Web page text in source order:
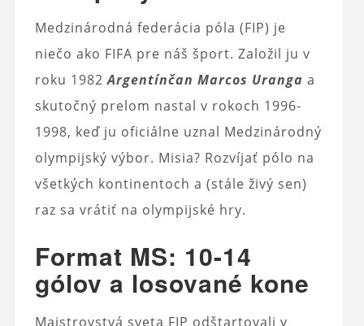
Medzinárodná federácia póla (FIP) je
niečo ako FIFA pre náš šport. Založil ju v
roku 1982Argentínčan Marcos Uranga a
skutočný prelom nastal v rokoch 1996-
1998, keď ju oficiálne uznal Medzinárodný
olympijský výbor. Misia? Rozvíjať pólo na
všetkých kontinentoch a (stále živý sen)
raz sa vrátiť na olympijské hry.
Format MS: 10-14
gólov a losované kone
Majstrovstvá sveta FIP odštartovali v